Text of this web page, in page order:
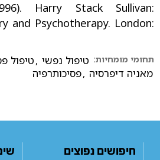
Harry Stack Sullivan:
and Psychotherapy. London:
תחומי מומחיות: טיפול נפשי ,טיפול
מאניה דיפרסיה ,פסיכותרפיה
חיפושים נפוצים